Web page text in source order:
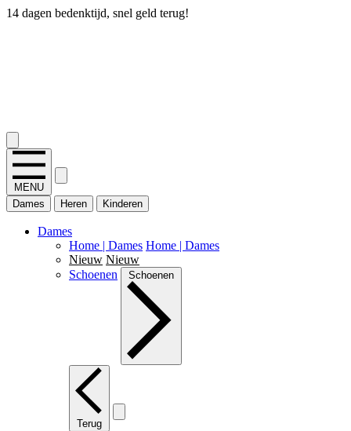
14 dagen bedenktijd, snel geld terug!
MENU
Dames
Heren Kinderen
Dames
Home | Dames Home | Dames
Nieuw Nieuw
Schoenen
Schoenen
Terug